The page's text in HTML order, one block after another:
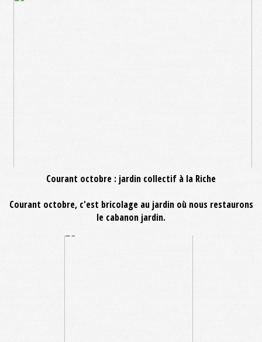
Courant octobre : jardin collectif à la Riche
Courant octobre, c'est bricolage au jardin où nous restaurons
le cabanon jardin.